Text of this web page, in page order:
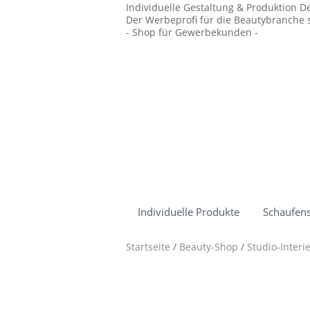
Individuelle Gestaltung & Produktion
Der Werbeprofi für die Beautybranche
- Shop für Gewerbekunden -
Individuelle Produkte
Startseite / Beauty-Shop / Studio-